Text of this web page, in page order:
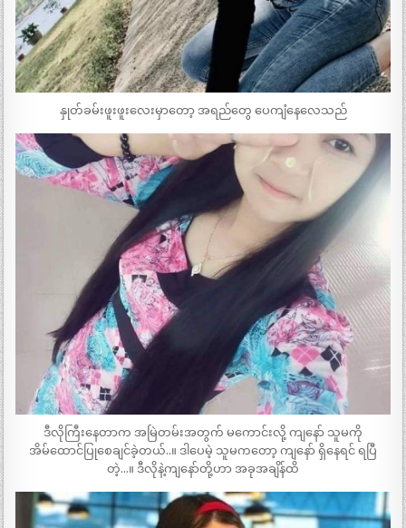
နှုတ်ခမ်းဖူးဖူးလေးမှာတော့ အရည်တွေ ပေကျံနေလေသည်
ဒီလိုကြီးနေတာက အမြဲတမ်းအတွက် မကောင်းလို့ ကျနော် သူမကို
အိမ်ထောင်ပြုစေချင်ခဲ့တယ်..။ ဒါပေမဲ့ သူမကတော့ ကျနော် ရှိနေရင် ရပြီ
တဲ့…။ ဒီလိုနဲ့ကျနော်တို့ဟာ အခုအချိန်ထိ